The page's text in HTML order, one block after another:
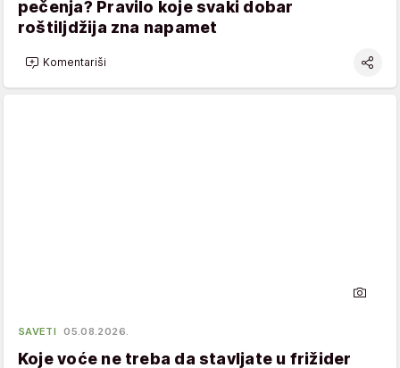
pečenja? Pravilo koje svaki dobar
roštiljdžija zna napamet
Komentariši
SAVETI 05.08.2026.
Koje voće ne treba da stavljate u frižider